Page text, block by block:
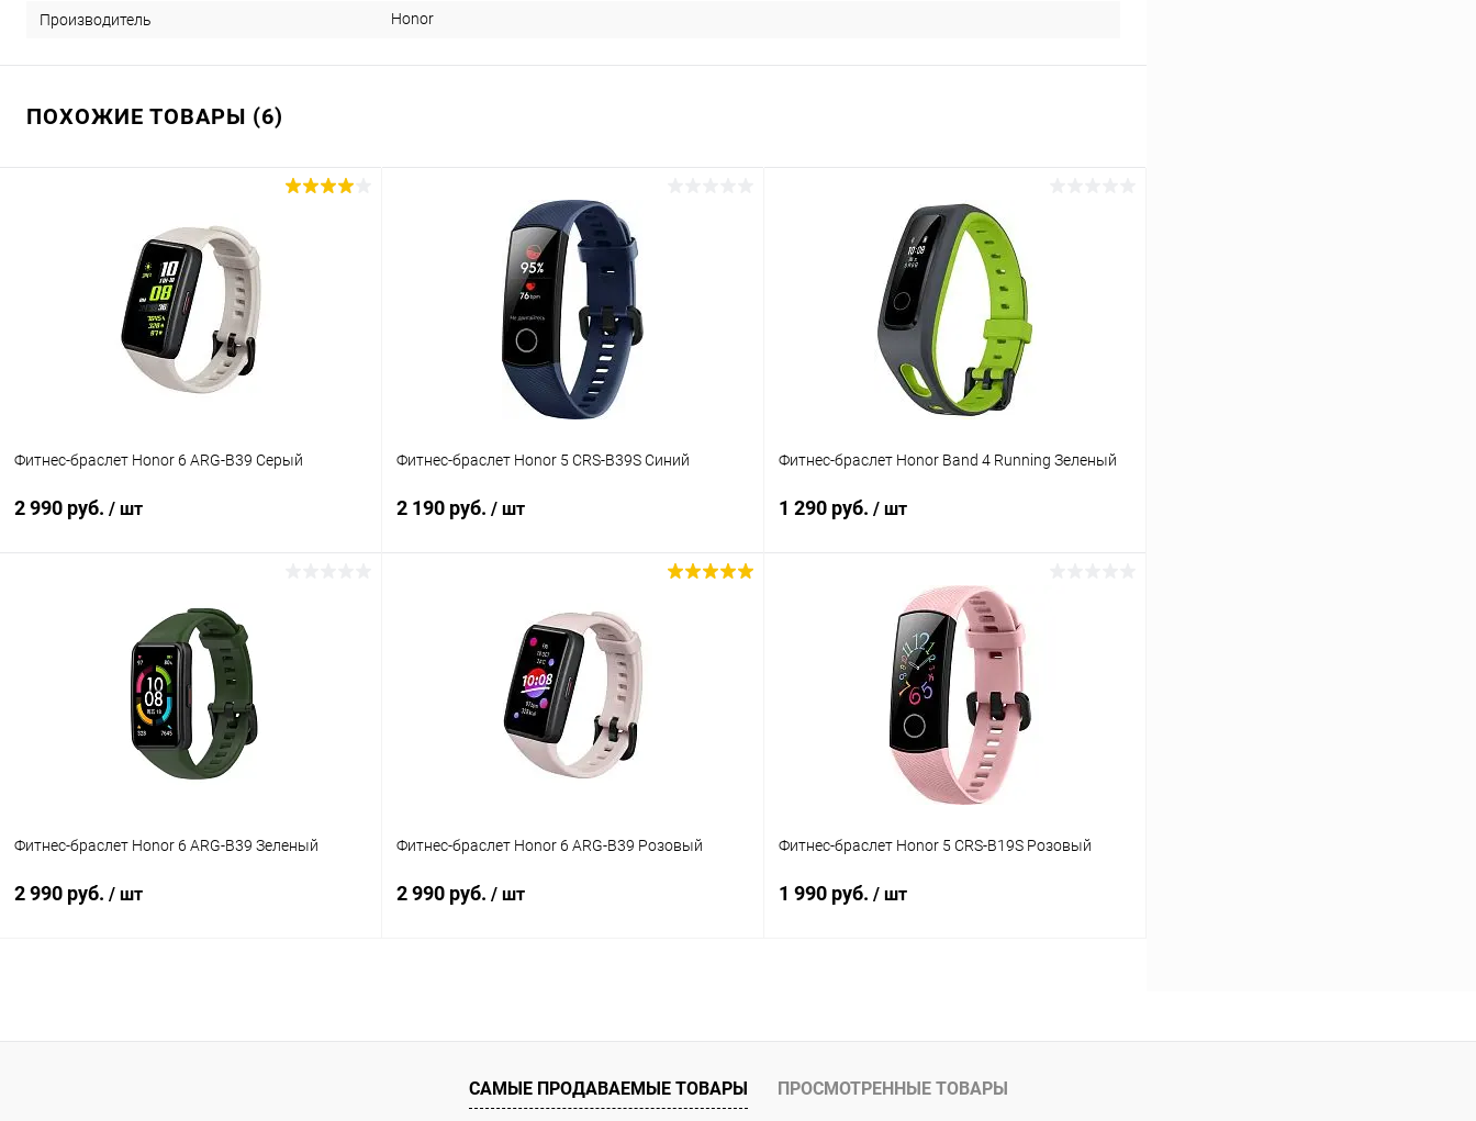
Производитель Honor
ПОХОЖИЕ ТОВАРЫ (6)
Фитнес-браслет Honor 6 ARG-B39 Серый
2 990 руб. / шт
К сравнению
Фитнес-браслет Honor 5 CRS-B39S Синий
2 190 руб. / шт
К сравнению
Под заказ
Фитнес-браслет Honor Band 4 Running Зеленый
1 290 руб. / шт
В корзину
К сравнению
В наличии
Фитнес-браслет Honor 6 ARG-B39 Зеленый
2 990 руб. / шт
К сравнению
Фитнес-браслет Honor 6 ARG-B39 Розовый
2 990 руб. / шт
К сравнению
В избранное В наличии
Фитнес-браслет Honor 5 CRS-B19S Розовый
1 990 руб. / шт
К сравнению
В избранное В наличии
САМЫЕ ПРОДАВАЕМЫЕ ТОВАРЫ ПРОСМОТРЕННЫЕ ТОВАРЫ